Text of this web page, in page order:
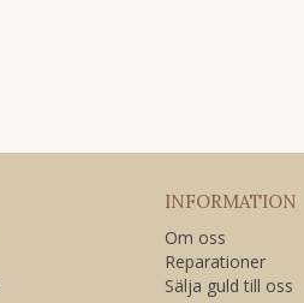
INFORMATION
Om oss
Reparationer
Sälja guld till oss